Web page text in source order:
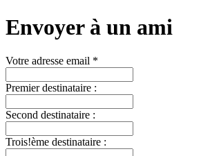
Envoyer à un ami
Votre adresse email *
Premier destinataire :
Second destinataire :
Trois!ème destinataire :